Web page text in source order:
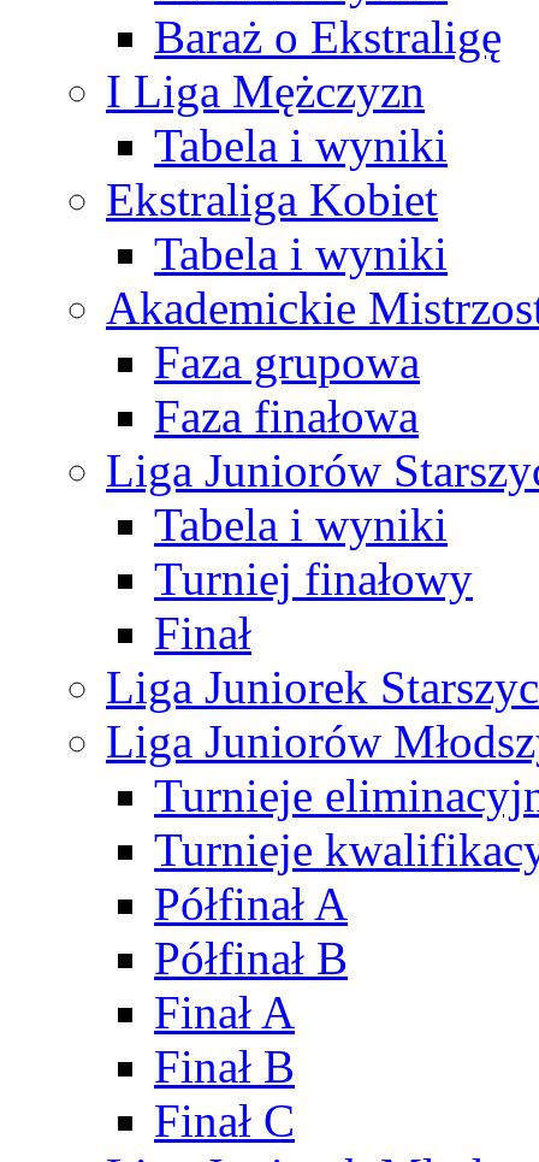
Baraż o Ekstraligę
I Liga Mężczyzn
Tabela i wyniki
Ekstraliga Kobiet
Tabela i wyniki
Akademickie
Faza grupowa
Faza finałowa
Liga Juniorów
Tabela i wyniki
Turniej finałowy
Finał
Liga Juniorek
Liga Juniorów
Turnieje
Turnieje
Półfinał A
Półfinał B
Finał A
Finał B
Finał C